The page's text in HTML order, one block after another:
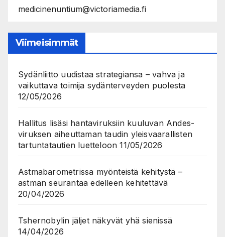
medicinenuntium@victoriamedia.fi
Viimeisimmät
Sydänliitto uudistaa strategiansa – vahva ja
vaikuttava toimija sydänterveyden puolesta
12/05/2026
Hallitus lisäsi hantaviruksiin kuuluvan Andes-
viruksen aiheuttaman taudin yleisvaarallisten
tartuntatautien luetteloon 11/05/2026
Astmabarometrissa myönteistä kehitystä –
astman seurantaa edelleen kehitettävä
20/04/2026
Tshernobylin jäljet näkyvät yhä sienissä
14/04/2026